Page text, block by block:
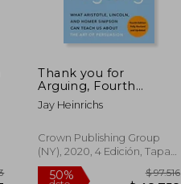
Thank you for
Arguing, Fourth
Edition (Revised and
Updated): What
Homer Simpson can
Teach us About the art
Inglés)
Jay Heinrichs
Crown Publishing Group
(NY), 2020, 4 Edición, Tapa
Blanda, Nuevo